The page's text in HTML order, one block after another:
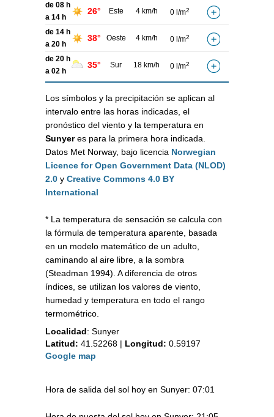
de 08 h
a 14 h
26° Este 4 km/h 0 l/m2
de 14 h
a 20 h
38° Oeste 4 km/h 0 l/m2
de 20 h
a 02 h
35° Sur 18 km/h 0 l/m2
Los símbolos y la precipitación se aplican al
intervalo entre las horas indicadas, el
pronóstico del viento y la temperatura en
Sunyeres para la primera hora indicada.
Datos Met Norway, bajo licencia Norwegian
Licence for Open Government Data (NLOD)
2.0 y Creative Commons 4.0 BY
International
* La temperatura de sensación se calcula con
la fórmula de temperatura aparente, basada
en un modelo matemático de un adulto,
caminando al aire libre, a la sombra
(Steadman 1994). A diferencia de otros
índices, se utilizan los valores de viento,
humedad y temperatura en todo el rango
termométrico.
Localidad: Sunyer
Latitud: 41.52268 | Longitud: 0.59197
Google map
Hora de salida del sol hoy en Sunyer: 07:01